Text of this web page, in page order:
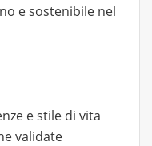
e sostenibile nel
e stile di vita
validate